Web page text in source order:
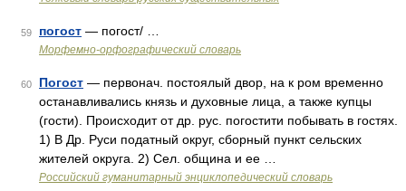
59 погост — погост/ …
Морфемно-орфографический словарь
60 Погост — первонач. постоялый двор, на к ром временно
останавливались князь и духовные лица, а также купцы
(гости). Происходит от др. рус. погостити побывать в гостях.
1) В Др. Руси податный округ, сборный пункт сельских
жителей округа. 2) Сел. община и ее …
Российский гуманитарный энциклопедический словарь